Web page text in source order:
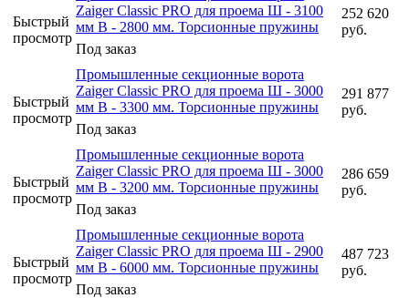
Быстрый
просмотр
Zaiger Classic PRO для проема Ш - 3100
мм В - 2800 мм. Торсионные пружины
Под заказ
252 620
руб.
Быстрый
просмотр
Промышленные секционные ворота
Zaiger Classic PRO для проема Ш - 3000
мм В - 3300 мм. Торсионные пружины
Под заказ
291 877
руб.
Быстрый
просмотр
Промышленные секционные ворота
Zaiger Classic PRO для проема Ш - 3000
мм В - 3200 мм. Торсионные пружины
Под заказ
286 659
руб.
Быстрый
просмотр
Промышленные секционные ворота
Zaiger Classic PRO для проема Ш - 2900
мм В - 6000 мм. Торсионные пружины
Под заказ
487 723
руб.